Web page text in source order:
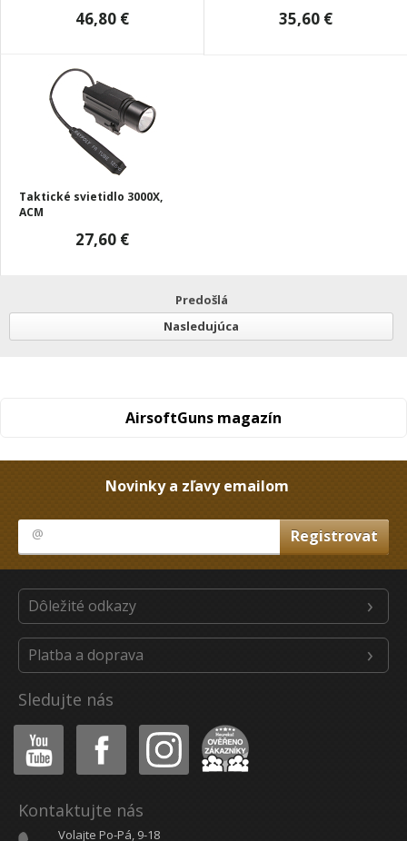
46,80 € 35,60 €
Taktické svietidlo 3000X,
ACM
27,60 €
Predošlá
Nasledujúca
AirsoftGuns magazín
Novinky a zľavy emailom
Dôležité odkazy
Platba a doprava
Sledujte nás
Youtube Facebook Instagram Heureka
Kontaktujte nás
Volajte Po-Pá, 9-18